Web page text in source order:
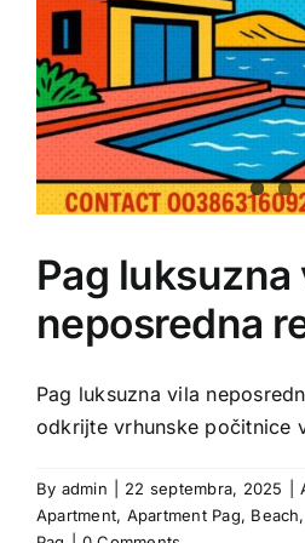
Pag luksuzna
neposredna
Pag luksuzna vila
odkrijte vrhunske počitnice
By admin 22 septembra, 2025
Apartment, Apartment Pag, Beach,